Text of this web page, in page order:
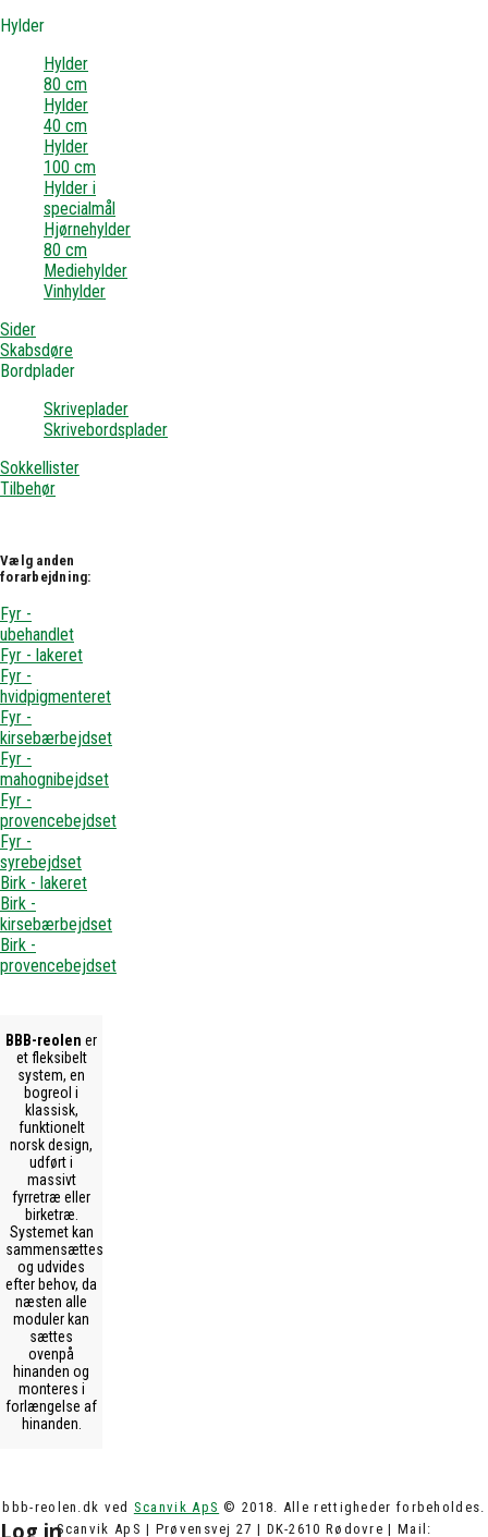
Hylder
Hylder
80 cm
Hylder
40 cm
Hylder
100 cm
Hylder i
specialmål
Hjørnehylder
80 cm
Mediehylder
Vinhylder
Sider
Skabsdøre
Bordplader
Skriveplader
Skrivebordsplader
Sokkellister
Tilbehør
Vælg anden
forarbejdning:
Fyr -
ubehandlet
Fyr - lakeret
Fyr -
hvidpigmenteret
Fyr -
kirsebærbejdset
Fyr -
mahognibejdset
Fyr -
provencebejdset
Fyr -
syrebejdset
Birk - lakeret
Birk -
kirsebærbejdset
Birk -
provencebejdset
BBB-reolen er
et fleksibelt
system, en
bogreol i
klassisk,
funktionelt
norsk design,
udført i
massivt
fyrretræ eller
birketræ.
Systemet kan
sammensættes
og udvides
efter behov, da
næsten alle
moduler kan
sættes
ovenpå
hinanden og
monteres i
forlængelse af
hinanden.
bbb-reolen.dk ved Scanvik ApS © 2018. Alle rettigheder forbeholdes.
Scanvik ApS | Prøvensvej 27 | DK-2610 Rødovre | Mail:
Log in